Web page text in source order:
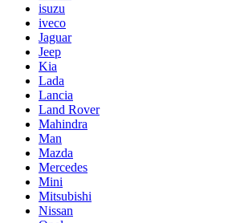
isuzu
iveco
Jaguar
Jeep
Kia
Lada
Lancia
Land Rover
Mahindra
Man
Mazda
Mercedes
Mini
Mitsubishi
Nissan